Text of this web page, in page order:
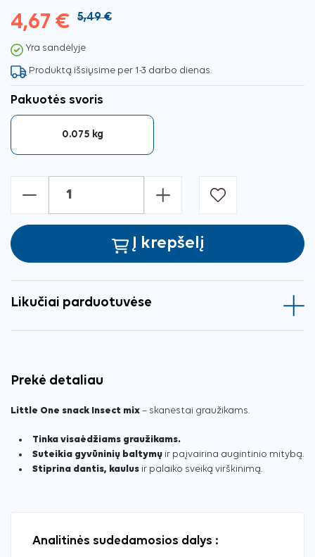
4,67 € 5,49 €
Yra sandėlyje
Produktą išsiųsime per 1-3 darbo dienas.
Pakuotės svoris
0.075 kg
- +
Į krepšelį
Likučiai parduotuvėse
Prekė detaliau
Little One snack Insect mix – skanėstai graužikams.
Tinka visaėdžiams graužikams.
Suteikia gyvūninių baltymų ir paįvairina augintinio mitybą.
Stiprina dantis, kaulus ir palaiko sveiką virškinimą.
Analitinės sudedamosios dalys :